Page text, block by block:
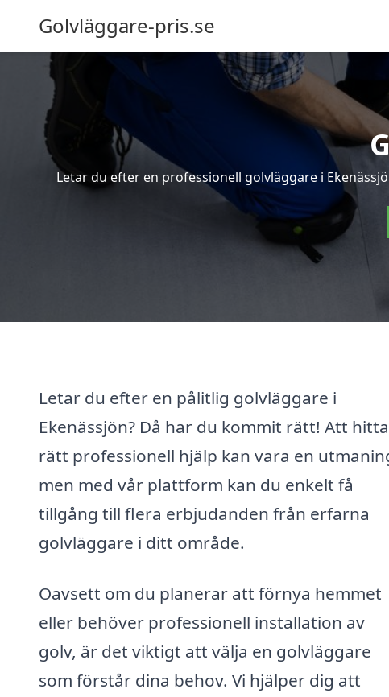
Golvläggare-pris.se
Letar du efter en professionell golvläggare i
Letar du efter en pålitlig golvläggare i
Ekenässjön? Då har du kommit rätt! Att hitta
rätt professionell hjälp kan vara en
men med vår plattform kan du enkelt få
tillgång till flera erbjudanden från erfarna
golvläggare i ditt område.
Oavsett om du planerar att förnya hemmet
eller behöver professionell installation av
golv, är det viktigt att välja en golvläggare
som förstår dina behov. Vi hjälper dig att